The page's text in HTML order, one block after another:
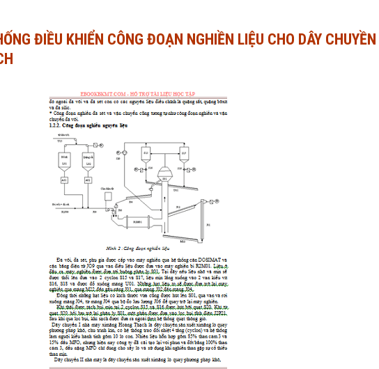
ĐIỀU KHIỂN CÔNG ĐOẠN NGHIỀN LIỆU CHO DÂY